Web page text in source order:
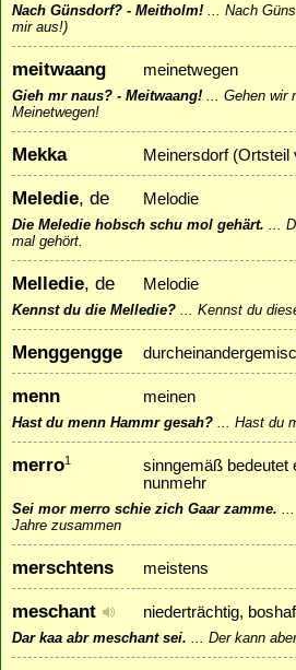
Nach Günsdorf? - Meitholm!
Nach
mir aus!)
meitwaang meinetwegen
Gieh mr naus? - Meitwaang!
Gehen wir
Meinetwegen!
Mekka Meinersdorf (Ortsteil
Meledie, de Melodie
Die Meledie hobsch schu mol gehärt.
mal gehört.
Melledie, de Melodie
Kennst du die Melledie? Kennst du
Menggengge
menn meinen
Hast du menn Hammr gesah? Hast du
merro1
sinngemäß bedeutet
nunmehr
Sei mor merro schie zich Gaar zamme.
Jahre zusammen
merschtens meistens
meschant niederträchtig,
Dar kaa abr meschant sei. Der kann